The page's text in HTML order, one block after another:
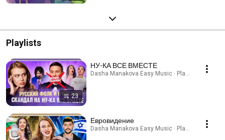
Playlists
23
НУ-КА ВСЕ ВМЕСТЕ
Dasha Manakova Easy Music · Playlist
Евровидение
Dasha Manakova Easy Music · Playlist